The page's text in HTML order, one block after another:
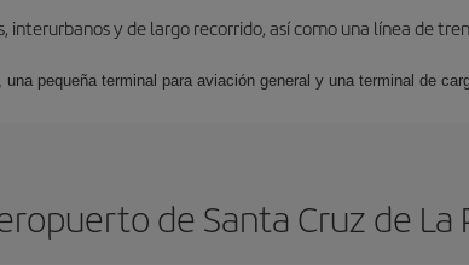
interurbanos y de largo recorrido, así como una línea de
pequeña terminal para aviación general y una terminal de
de Santa Cruz de La